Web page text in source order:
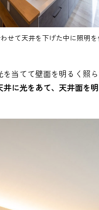
せて天井を下げた中に照明
を当てて壁面を明るく照
井に光をあて、天井面を